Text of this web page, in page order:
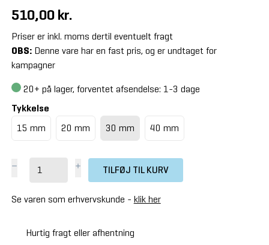
510,00 kr.
Priser er inkl. moms dertil eventuelt fragt
OBS:Denne vare har en fast pris, og er undtaget for
kampagner
20+ på lager, forventet afsendelse: 1-3 dage
Tykkelse
15 mm
20 mm 30 mm 40 mm
TILFØJ TIL KURV
Se varen som erhvervskunde - klik her
Hurtig fragt eller afhentning